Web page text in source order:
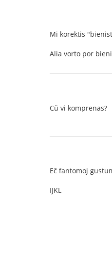
Mi korektis
Alia vorto por
Cŭ vi komprenas?
Eĉ fantomoj
IJKL